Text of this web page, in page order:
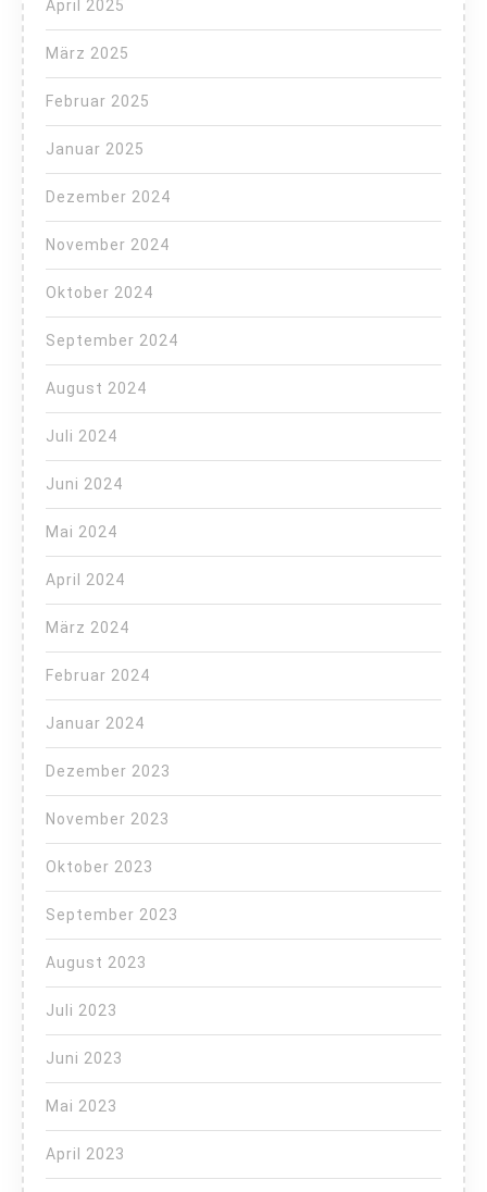
April 2025
März 2025
Februar 2025
Januar 2025
Dezember 2024
November 2024
Oktober 2024
September 2024
August 2024
Juli 2024
Juni 2024
Mai 2024
April 2024
März 2024
Februar 2024
Januar 2024
Dezember 2023
November 2023
Oktober 2023
September 2023
August 2023
Juli 2023
Juni 2023
Mai 2023
April 2023